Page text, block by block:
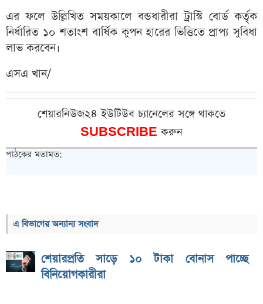
এর ফলে উল্লিখিত সময়কালে বন্ডধারীরা ট্রাস্টি বোর্ড কর্তৃক
নির্ধারিত ১০ শতাংশ বার্ষিক কুপন হারের ভিত্তিতে প্রাপ্য সুবিধা
লাভ করবেন।
এসএ খান/
শেয়ারনিউজ২৪ ইউটিউব চ্যানেলের সঙ্গে থাকতে
SUBSCRIBEকরুন
পাঠকের মতামত:
এ বিভাগের অন্যান্য সংবাদ
শেয়ারপ্রতি সাড়ে ১০ টাকা বোনাস পাচ্ছে
বিনিয়োগকারীরা